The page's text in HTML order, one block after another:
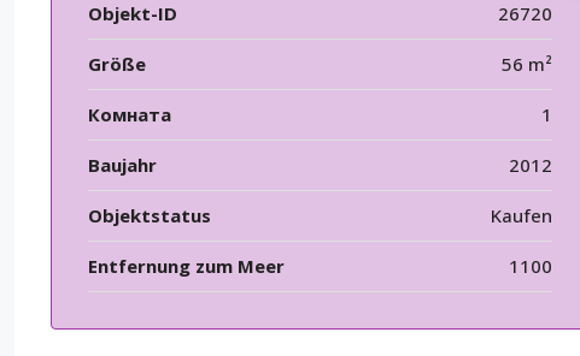
Objekt-ID 26720
Größe 56 m²
Комната 1
Baujahr 2012
Objektstatus Kaufen
Entfernung zum Meer 1100